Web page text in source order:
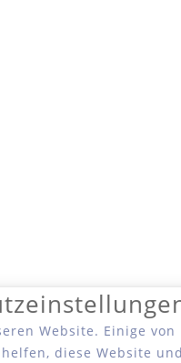
Website. Einige
diese Website